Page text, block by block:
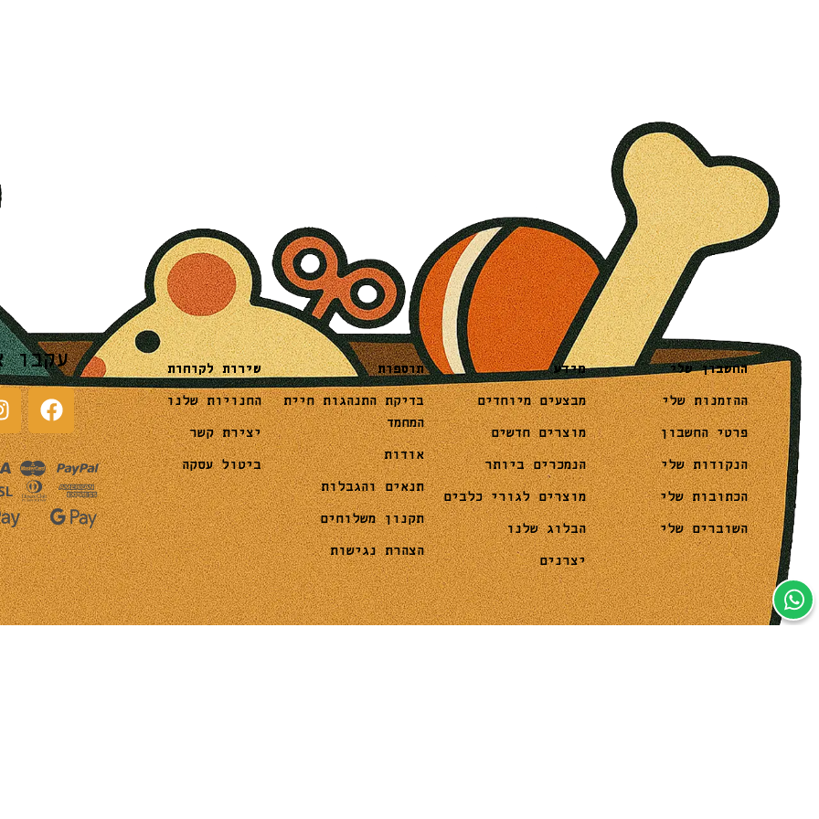
החשבון שלי
ההזמנות שלי
פרטי החשבון
הנקודות שלי
הכתובות שלי
השוברים שלי
מידע
מבצעים מיוחדים
מוצרים חדשים
הנמכרים ביותר
מוצרים לגורי כלבים
הבלוג שלנו
יצרנים
תוספות
בדיקת התנהגות חיית
המחמד
אודות
תנאים והגבלות
תקנון משלוחים
הצהרת נגישות
שירות לקוחות
החנויות שלנו
יצירת קשר
ביטול עסקה
עקבו